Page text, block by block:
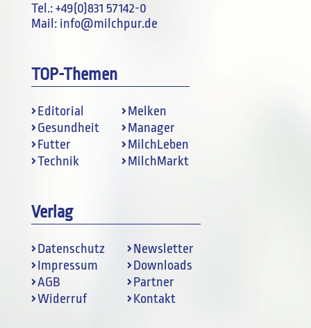
Tel.:+49(0)831 57142-0
Mail: info@milchpur.de
TOP-Themen
Editorial
Gesundheit
Futter
Technik
Melken
Manager
MilchLeben
MilchMarkt
Verlag
Datenschutz
Impressum
AGB
Widerruf
Newsletter
Downloads
Partner
Kontakt